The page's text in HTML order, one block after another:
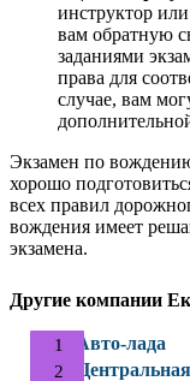
инструктор
вам обратную
заданиями
права для
случае, вам
Экзамен по
хорошо
всех правил
вождения имеет
экзамена.
Другие компании
Авто-лада